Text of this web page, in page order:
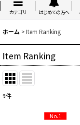
カテゴリ はじめての方へ
ホーム >Item Ranking
Item Ranking
9件
No.1